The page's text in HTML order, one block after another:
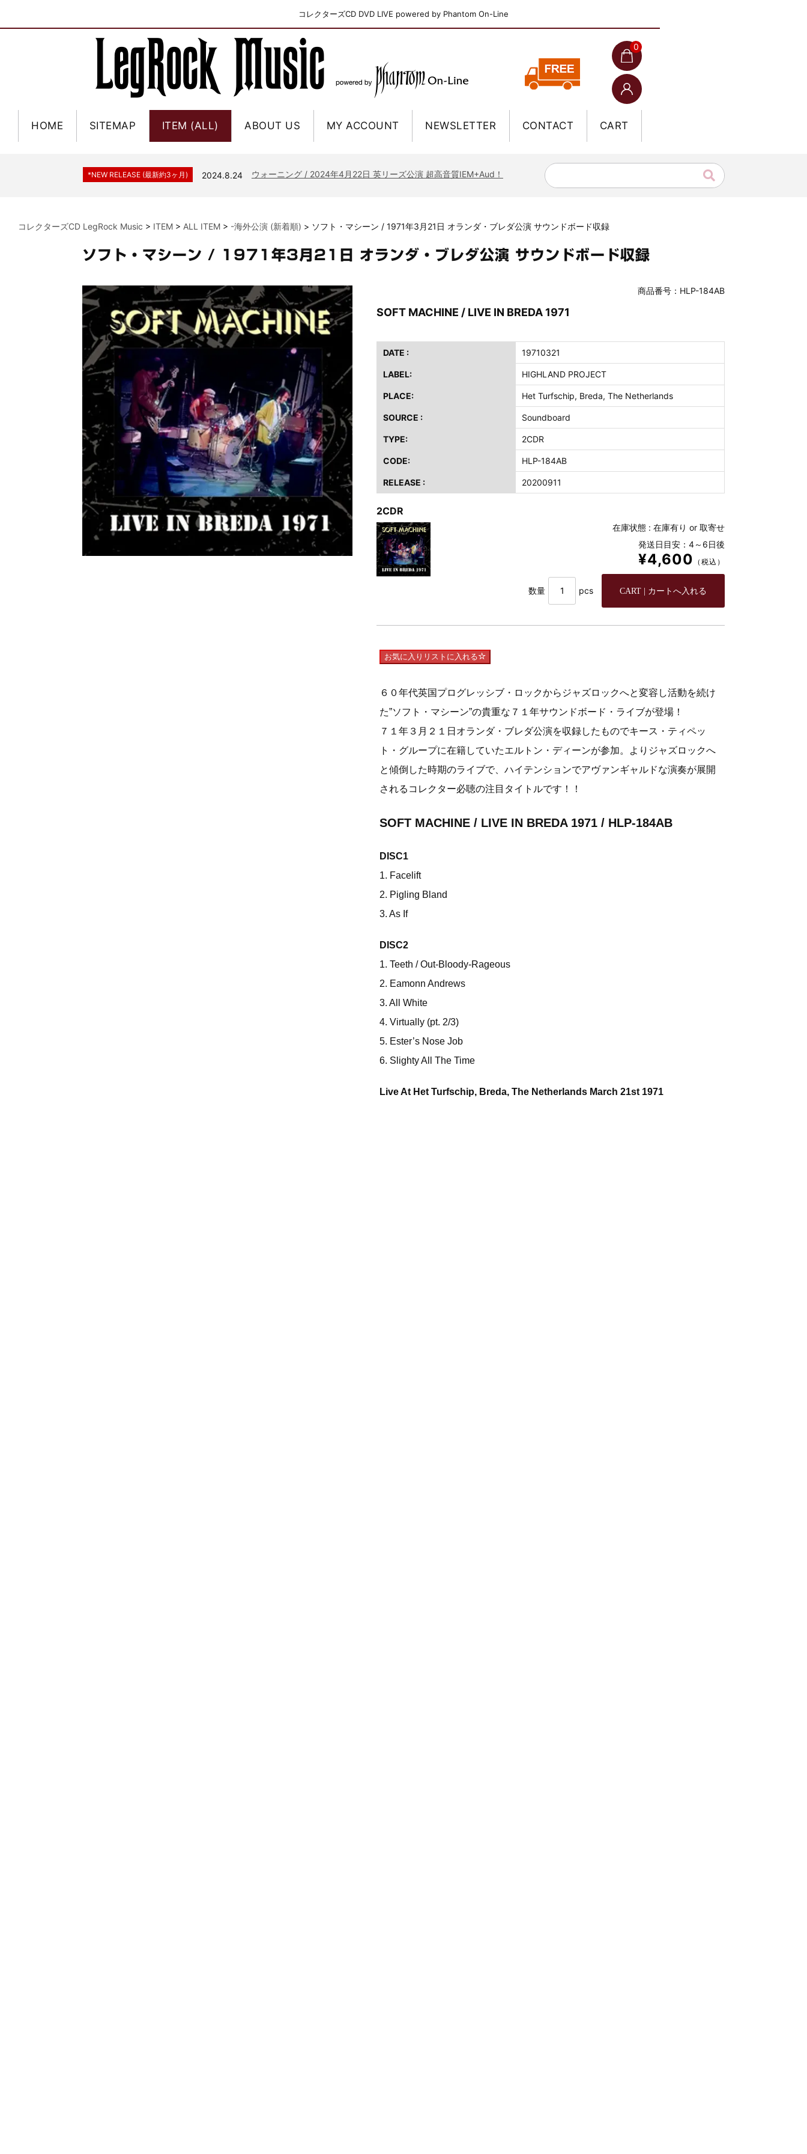
コレクターズCD DVD LIVE powered by Phantom On-Line
0
HOME SITEMAP ITEM (ALL) ABOUT US MY ACCOUNT NEWSLETTER CONTACT CART
*NEW RELEASE (最新約3ヶ月) 2024.6.9 ジャーニー / 1979年5月8+9日 コロラド州 2公演 SBD 完全収録！
*NEW RELEASE (最新約3ヶ月) 2024.8.24 ウォーニング / 2024年4月22日 英リーズ公演 超高音質IEM+Aud！
スコーピオンズ / 2024年6月15日 リスボン公演 FHD 完全収録！
*NEW RELEASE (最新約3ヶ月) 2024.6.20 マネスキン / 2024年6月9日 ドイツ ROCK AM RING 公演 FHD 完全収録！
2024.6.9
*NEW RELEASE (最新約3ヶ月) 2024.6.9 ユーライア・ヒープ / 2023年8月3日 ドイツ W.O.A. 公演 FHD 完全収録！
*NEW RELEASE (最新約3ヶ月) 2024.6.9 ジャーニー / 1979年5月8+9日 コロラド州 2公演 SBD 完全収録！
*NEW RELEASE (最新約3ヶ月) 2024.11.9 NGHFB / 2024年7月28日 フジロック’24公演 超高音質AI-SBD！
*NEW RELEASE (最新約3ヶ月) 2024.8.24 ウォーニング / 2024年4月22日 英リーズ公演 超高音質IEM+Aud！
*NEW RELEASE (最新約3ヶ月) ビリー・ジョエル / 2024年3月24日 100Aniv. 米M.S.G公演 完全収録！
*NEW RELEASE (最新約3ヶ月)
2024.6.24
リアム・ギャラガー / 2024年6月3日 カーディフ公演 IEM/AUD 完全収録！
*NEW RELEASE (最新約3ヶ月) 2024.6.24 スコーピオンズ / 2024年6月15日 リスボン公演 FHD 完全収録！
*NEW RELEASE (最新約3ヶ月) 2024.6.20 マネスキン / 2024年6月9日 ドイツ ROCK AM RING 公演 FHD 完全収録！
*NEW RELEASE (最新約3ヶ月) 2024.6.9 リアム・ギャラガー / 2024年6月1日 英国シェフィールド公演 完全収録！
*NEW RELEASE (最新約3ヶ月) 2024.6.9 メガデス / 2023年8月4日 ドイツ W.O.A. 公演 FHD 完全収録！
*NEW RELEASE (最新約3ヶ月) 2024.6.9 ユーライア・ヒープ / 2023年8月3日 ドイツ W.O.A. 公演 FHD 完全収録！
*NEW RELEASE (最新約3ヶ月) 2024.6.9 ジャーニー / 1979年5月8+9日 コロラド州 2公演 SBD 完全収録！
コレクターズCD LegRock Music > ITEM > ALL ITEM > -海外公演 (新着順) > ソフト・マシーン / 1971年3月21日 オランダ・ブレダ公演 サウンドボード収録
ソフト・マシーン / 1971年3月21日 オランダ・ブレダ公演 サウンドボード収録
商品番号：HLP-184AB
SOFT MACHINE / LIVE IN BREDA 1971
DATE : 19710321
LABEL: HIGHLAND PROJECT
PLACE: Het Turfschip, Breda, The Netherlands
SOURCE : Soundboard
TYPE: 2CDR
CODE: HLP-184AB
RELEASE : 20200911
2CDR
在庫状態 : 在庫有り or 取寄せ
発送日目安：4～6日後
¥4,600 （税込）
数量 pcs
お気に入りリストに入れる
６０年代英国プログレッシブ・ロックからジャズロックへと変容し活動を続け
た”ソフト・マシーン”の貴重な７１年サウンドボード・ライブが登場！
７１年３月２１日オランダ・ブレダ公演を収録したものでキース・ティペッ
ト・グループに在籍していたエルトン・ディーンが参加。よりジャズロックへ
と傾倒した時期のライブで、ハイテンションでアヴァンギャルドな演奏が展開
されるコレクター必聴の注目タイトルです！！
SOFT MACHINE / LIVE IN BREDA 1971 / HLP-184AB
DISC1
1. Facelift
2. Pigling Bland
3. As If
DISC2
1. Teeth / Out-Bloody-Rageous
2. Eamonn Andrews
3. All White
4. Virtually (pt. 2/3)
5. Ester’s Nose Job
6. Slighty All The Time
Live At Het Turfschip, Breda, The Netherlands March 21st 1971